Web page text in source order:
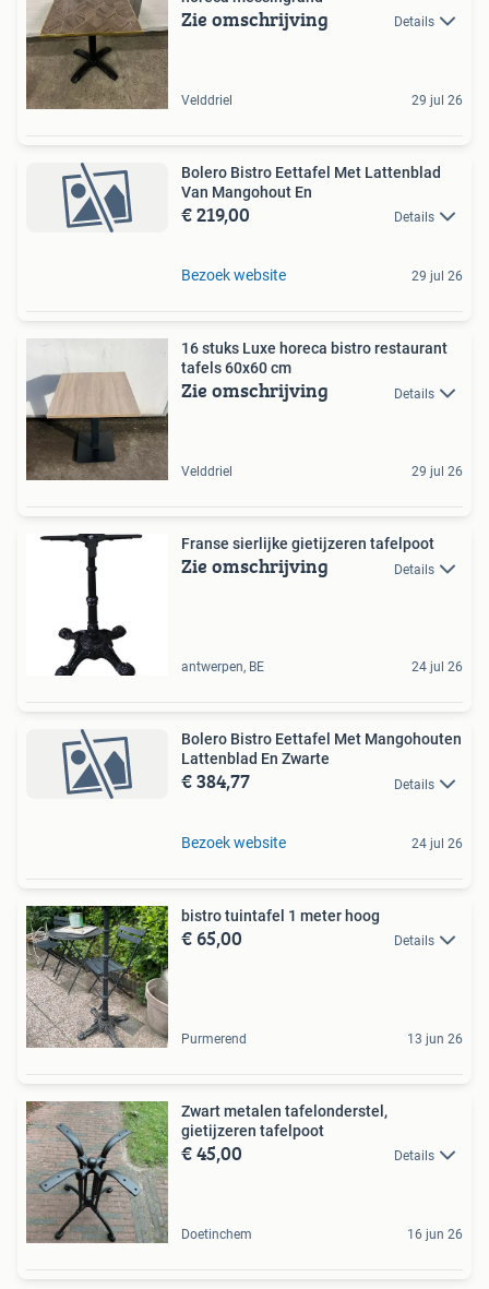
Zie omschrijving Details
Velddriel 29 jul 26
Bolero Bistro Eettafel Met Lattenblad
Van Mangohout En
€ 219,00 Details
Bezoek website 29 jul 26
16 stuks Luxe horeca bistro restaurant
tafels 60x60 cm
Zie omschrijving Details
Velddriel 29 jul 26
Franse sierlijke gietijzeren tafelpoot
Zie omschrijving Details
antwerpen, BE 24 jul 26
Bolero Bistro Eettafel Met Mangohouten
Lattenblad En Zwarte
€ 384,77 Details
Bezoek website 24 jul 26
bistro tuintafel 1 meter hoog
€ 65,00 Details
Purmerend 13 jun 26
Zwart metalen tafelonderstel,
gietijzeren tafelpoot
€ 45,00 Details
Doetinchem 16 jun 26